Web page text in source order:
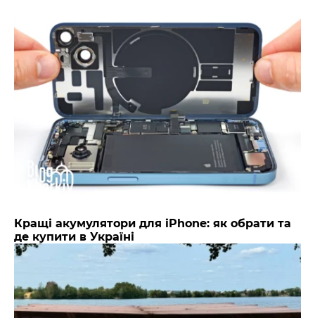
Кращі акумулятори для iPhone: як обрати та
де купити в Україні